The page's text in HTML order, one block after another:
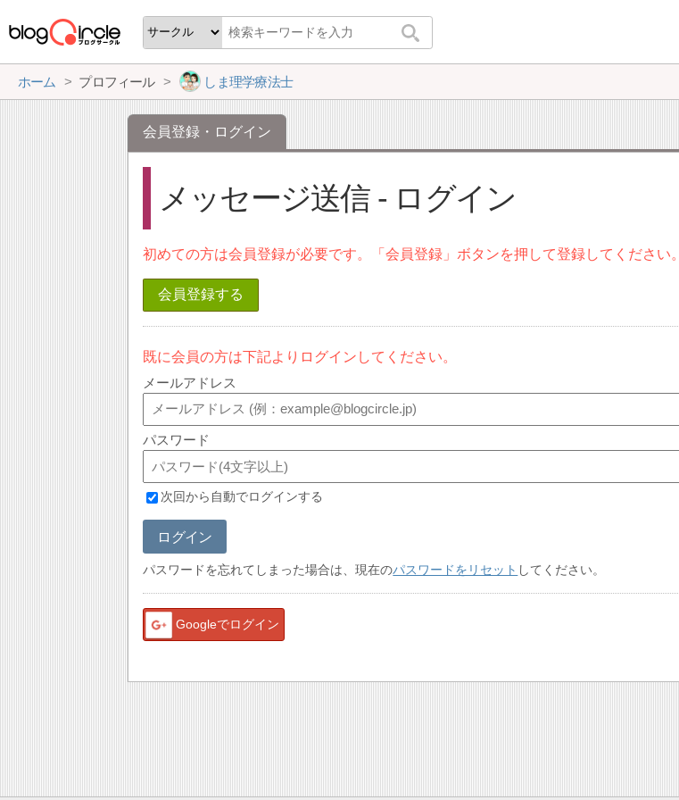
ホーム プロフィール しま理学療法士
会員登録・ログイン
メッセージ送信 - ログイン
初めての方は会員登録が必要です。「会員登録」ボタンを押して登録してください。
会員登録する
既に会員の方は下記よりログインしてください。
メールアドレス
パスワード
次回から自動でログインする
ログイン
パスワードを忘れてしまった場合は、現在のパスワードをリセット してください。
Googleでログイン